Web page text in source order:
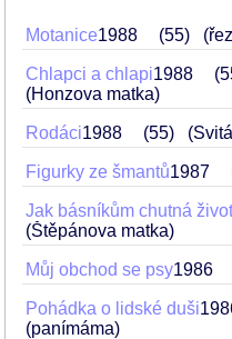
Motanice1988 55
Chlapci a chlapi1988
(Honzova matka)
Rodáci1988 55
Figurky ze šmantů1987
Jak básníkům chutná život
(Štěpánova matka)
Můj obchod se psy1986
Pohádka o lidské duši
(panímáma)